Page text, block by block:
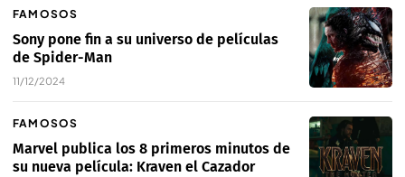
FAMOSOS
Sony pone fin a su universo de películas
de Spider-Man
11/12/2024
FAMOSOS
Marvel publica los 8 primeros minutos de
su nueva película: Kraven el Cazador